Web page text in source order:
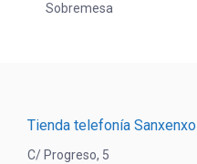
Sobremesa
Tienda telefonía Sanxenxo
C/ Progreso, 5